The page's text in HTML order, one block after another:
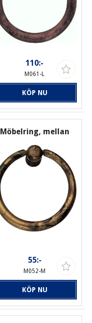
110:-
M061-L
KÖP NU
Möbelring, mellan
55:-
M052-M
KÖP NU